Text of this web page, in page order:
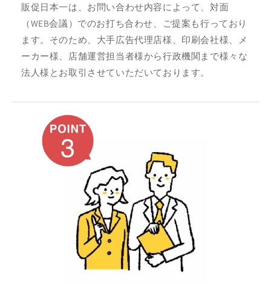
販促日本一は、お問い合わせ内容によって、対面
（WEB会議）でのお打ち合わせ、ご提案も行っており
ます。そのため、大手広告代理店様、印刷会社様、メ
ーカー様、店舗運営担当者様から行政機関まで様々な
法人様とお取引させていただいております。